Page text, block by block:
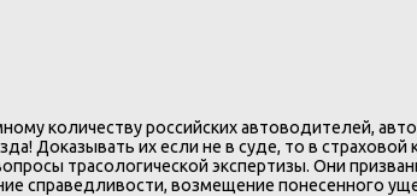
количеству российских автоводителей,
Доказывать их если не в суде, то в
трасологической экспертизы. Они
справедливости, возмещение понесенного